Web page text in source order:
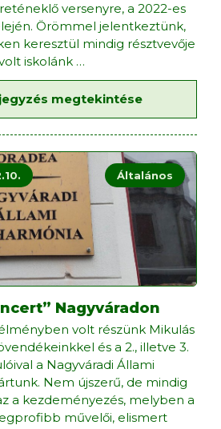
versenyre, a 2022-es
Örömmel jelentkeztünk,
keresztül mindig résztvevője
iskolánk …
megtekintése
Általános
Nagyváradon
volt részünk Mikulás
és a 2., illetve 3.
a Nagyváradi Állami
Nem újszerű, de mindig
a kezdeményezés, melyben a
művelői, elismert